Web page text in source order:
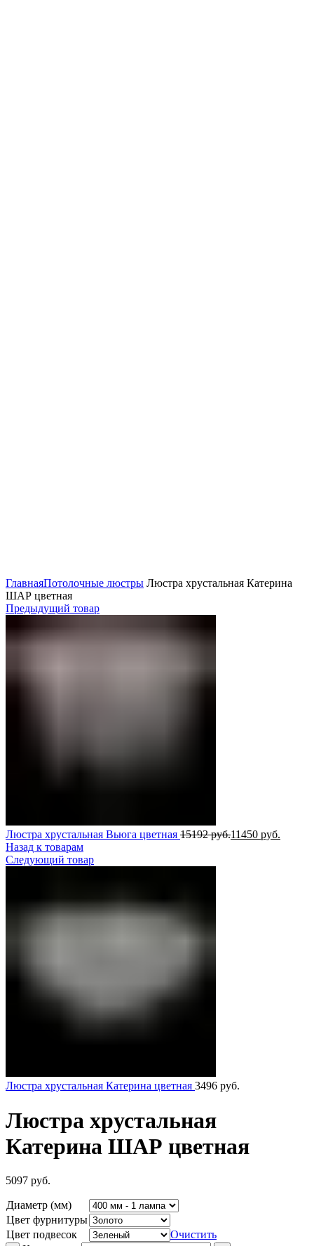
ГлавнаяПотолочные люстры Люстра хрустальная Катерина
ШАР цветная
Предыдущий товар
Люстра хрустальная Вьюга цветная 15192руб.11450 руб.
Назад к товарам
Следующий товар
Люстра хрустальная Катерина цветная 3496 руб.
Люстра хрустальная
Катерина ШАР цветная
5097 руб.
Диаметр (мм)
Цвет фурнитуры
Цвет подвесок
Очистить